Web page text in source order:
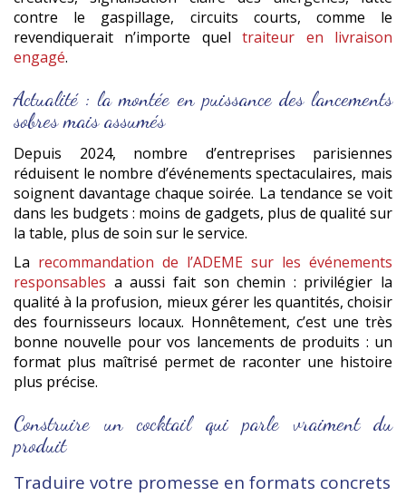
contre le gaspillage, circuits courts, comme le
revendiquerait n’importe queltraiteur en livraison
engagé.
Actualité : la montée en puissance des lancements
sobres mais assumés
Depuis 2024, nombre d’entreprises parisiennes
réduisent le nombre d’événements spectaculaires, mais
soignent davantage chaque soirée. La tendance se voit
dans les budgets : moins de gadgets, plus de qualité sur
la table, plus de soin sur le service.
La recommandation de l’ADEME sur les événements
responsables a aussi fait son chemin : privilégier la
qualité à la profusion, mieux gérer les quantités, choisir
des fournisseurs locaux. Honnêtement, c’est une très
bonne nouvelle pour vos lancements de produits : un
format plus maîtrisé permet de raconter une histoire
plus précise.
Construire un cocktail qui parle vraiment du
produit
Traduire votre promesse en formats concrets